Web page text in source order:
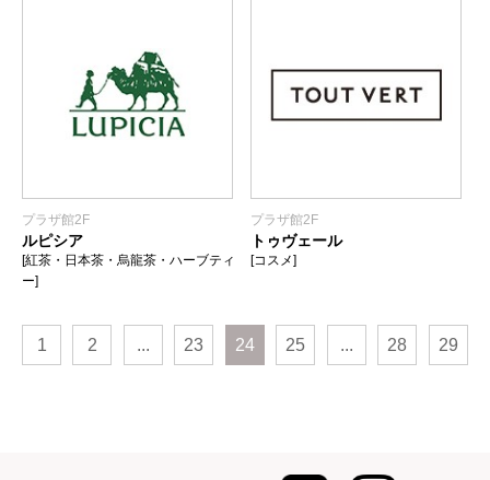
プラザ館2F
ルピシア
[紅茶・日本茶・烏龍茶・ハーブティ
ー]
プラザ館2F
トゥヴェール
[コスメ]
1 2 ... 23 24 25 ... 28 29